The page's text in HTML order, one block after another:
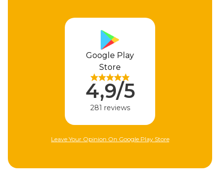
Your Opinion On Google Play Store